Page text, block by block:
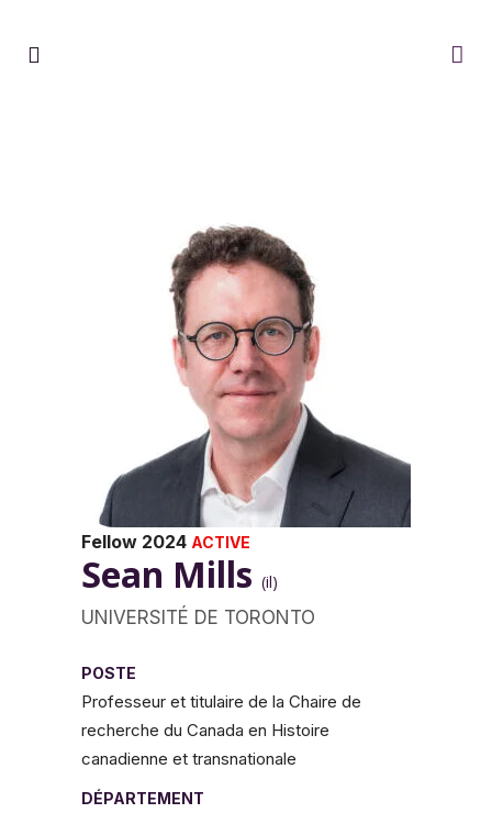
Fellow 2024 ACTIVE
Sean Mills (il)
UNIVERSITÉ DE TORONTO
POSTE
Professeur et titulaire de la Chaire de
recherche du Canada en Histoire
canadienne et transnationale
DÉPARTEMENT